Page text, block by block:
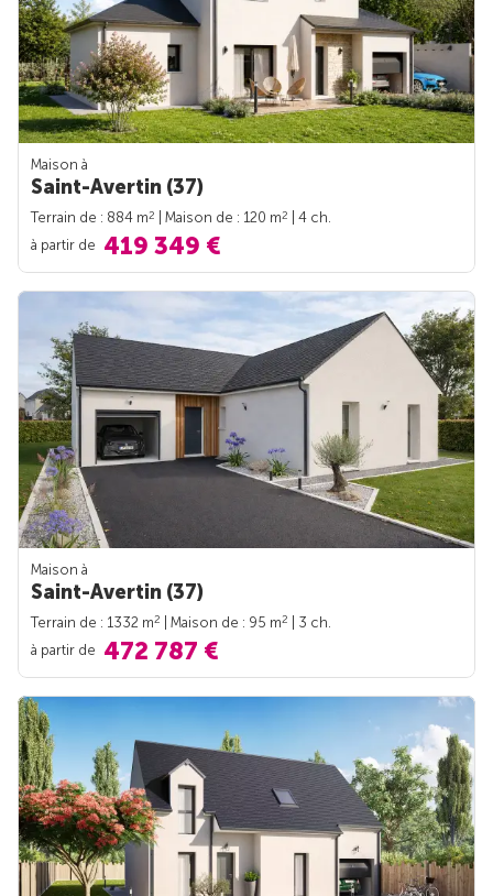
Maison à
Saint-Avertin (37)
Terrain de : 884 m2 | Maison de : 120 m2
| 4 ch.
à partir de 419 349 €
Maison à
Saint-Avertin (37)
Terrain de : 1332 m2 | Maison de : 95 m2
| 3 ch.
à partir de 472 787 €